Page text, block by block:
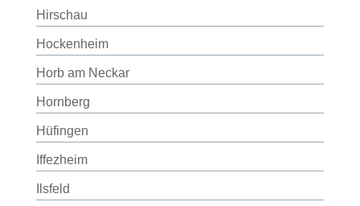
Hirschau
Hockenheim
Horb am Neckar
Hornberg
Hüfingen
Iffezheim
Ilsfeld